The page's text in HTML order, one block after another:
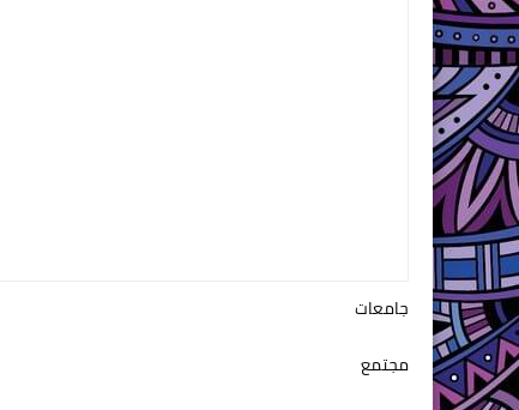
جامعات
مجتمع